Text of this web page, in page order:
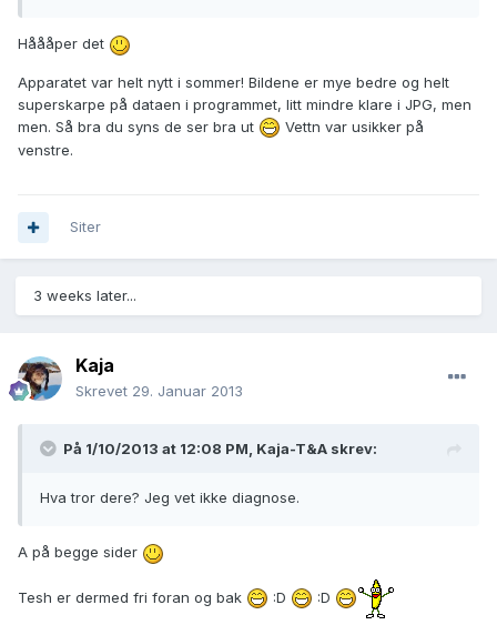
Håååper det
Apparatet var helt nytt i sommer! Bildene er mye bedre og helt
superskarpe på dataen i programmet, litt mindre klare i JPG, men
men. Så bra du syns de ser bra ut
Vettn var usikker på
venstre.
Siter
3 weeks later...
Kaja
Skrevet 29. Januar 2013
På 1/10/2013 at 12:08 PM, Kaja-T&A skrev:
Hva tror dere? Jeg vet ikke diagnose.
A på begge sider
Tesh er dermed fri foran og bak :D :D